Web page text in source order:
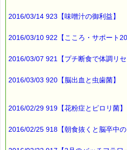
2016/03/14 923【味噌汁の御利益】
2016/03/10 922【こころ・サポート
2016/03/07 921【プチ断食で体調リセ
2016/03/03 920【脳出血と虫歯菌】
2016/02/29 919【花粉症とピロリ菌】
2016/02/25 918【朝食抜くと脳卒中の